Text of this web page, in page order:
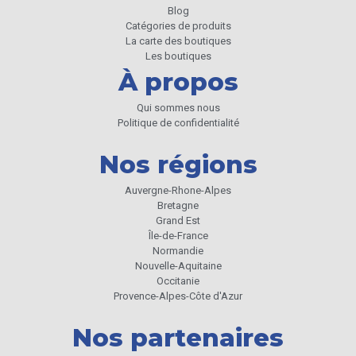
Archiduchesse
Arnaud Soubeyran
Blog
Catégories de produits
La carte des boutiques
Les boutiques
À propos
Qui sommes nous
Politique de confidentialité
Nos régions
Auvergne-Rhone-Alpes
Bretagne
Grand Est
Île-de-France
Normandie
Nouvelle-Aquitaine
Occitanie
Provence-Alpes-Côte d'Azur
Nos partenaires